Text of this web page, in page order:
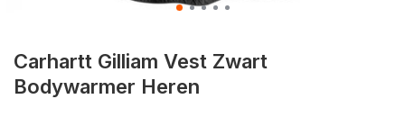
Carhartt Gilliam Vest Zwart
Bodywarmer Heren